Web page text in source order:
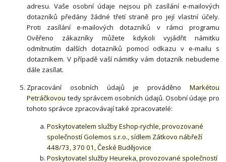
adresu. Vaše osobní údaje nejsou při zasílání e-mailových
dotazníků předány žádné třetí straně pro její vlastní účely.
Proti zasílání e-mailových dotazníků v rámci programu
Ověřeno zákazníky můžete kdykoli vyjádřit námitku
odmítnutím dalších dotazníků pomocí odkazu v e-mailu s
dotazníkem. V případě vaší námitky vám dotazník nebudeme
dále zasílat.
Zpracování osobních údajů je prováděno Markétou
Petráčkovou tedy správcem osobních údajů. Osobní údaje pro
tohoto správce zpracovávají také zpracovatelé:
Poskytovatelem služby Eshop-rychle, provozované
společností Golemos s.r.o., sídlem Zátkovo nábřeží
448/73, 370 01, České Budějovice
Poskytovatel služby Heureka, provozované společností